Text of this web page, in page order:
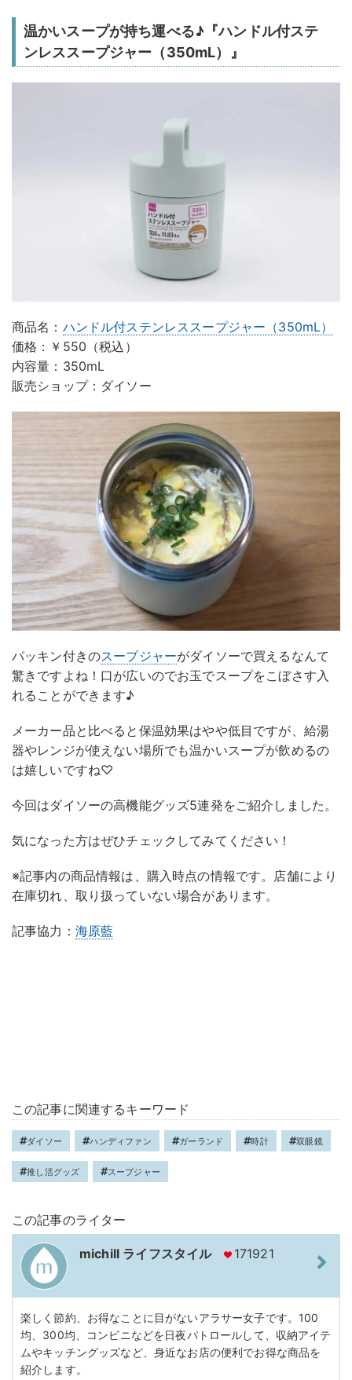
温かいスープが持ち運べる♪『ハンドル付ステ
ンレススープジャー（350mL）』
商品名： ハンドル付ステンレススープジャー（350mL）
価格：￥550（税込）
内容量：350mL
販売ショップ：ダイソー
パッキン付きのスープジャーがダイソーで買えるなんて
驚きですよね！口が広いのでお玉でスープをこぼさす入
れることができます♪
メーカー品と比べると保温効果はやや低目ですが、給湯
器やレンジが使えない場所でも温かいスープが飲めるの
は嬉しいですね♡
今回はダイソーの高機能グッズ5連発をご紹介しました。
気になった方はぜひチェックしてみてください！
※記事内の商品情報は、購入時点の情報です。店舗により
在庫切れ、取り扱っていない場合があります。
記事協力： 海原藍
この記事に関連するキーワード
ダイソー ハンディファン ガーランド 時計 双眼鏡
推し活グッズ スープジャー
この記事のライター
michill ライフスタイル 171921
楽しく節約、お得なことに目がないアラサー女子です。100
均、300均、コンビニなどを日夜パトロールして、収納アイテ
ムやキッチングッズなど、身近なお店の便利でお得な商品を
紹介します。